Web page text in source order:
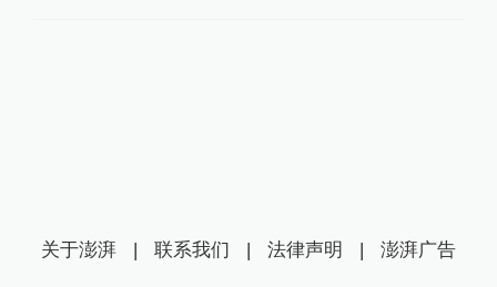
关于澎湃 | 联系我们 | 法律声明 | 澎湃广告